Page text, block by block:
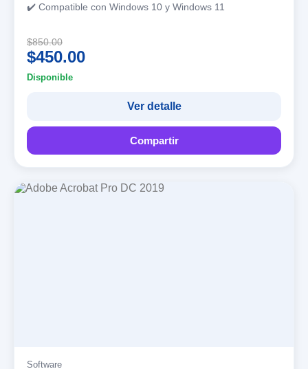
✔️ Compatible con Windows 10 y Windows 11
$850.00
$450.00
Disponible
Ver detalle
Compartir
Software